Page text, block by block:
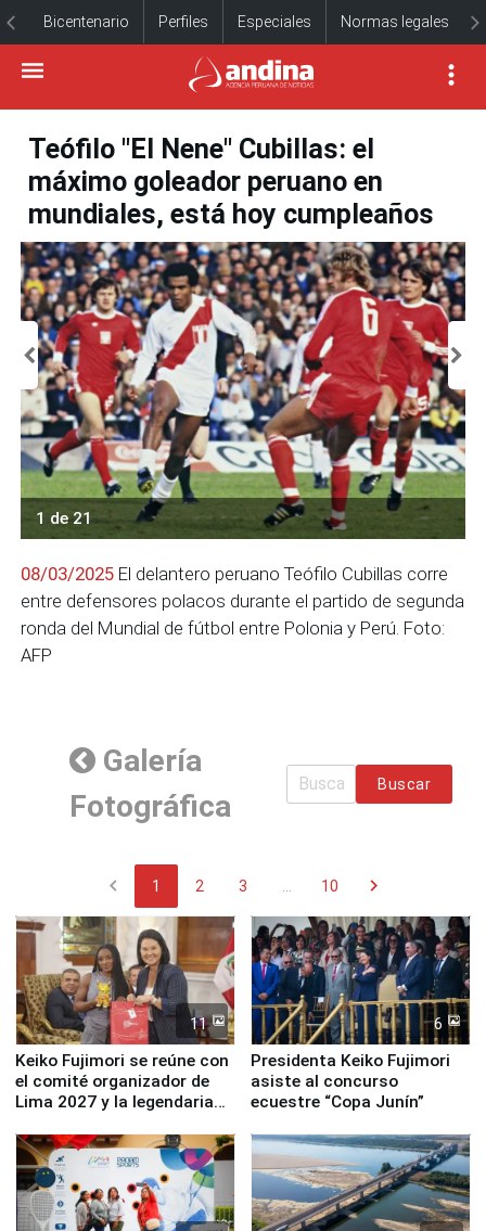
Bicentenario Perfiles Especiales Normas legales
Teófilo "El Nene" Cubillas: el
máximo goleador peruano en
mundiales, está hoy cumpleaños
1 de 21
08/03/2025 El delantero peruano Teófilo Cubillas corre
entre defensores polacos durante el partido de segunda
ronda del Mundial de fútbol entre Polonia y Perú. Foto:
AFP
Galería
Fotográfica
Buscar
chevron_left 1 2 3 10 chevron_right
11
Keiko Fujimori se reúne con
el comité organizador de
Lima 2027 y la legendaria
6
Presidenta Keiko Fujimori
asiste al concurso
ecuestre “Copa Junín”